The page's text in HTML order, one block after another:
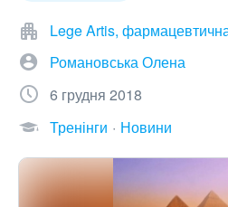
Lege Artis, фармацевтична
Романовська Олена
6 грудня 2018
Тренінги
Новини